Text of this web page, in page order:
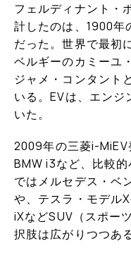
フェルディナント・
計したのは、1900年
だった。世界で最初
ベルギーのカミーユ
ジャメ・コンタント
いる。EVは、エン
いた。
2009年の三菱i-MiEV
BMW i3など、比較
ではメルセデス・ベ
や、テスラ・モデル
iXなどSUV（スポー
択肢は広がりつつある